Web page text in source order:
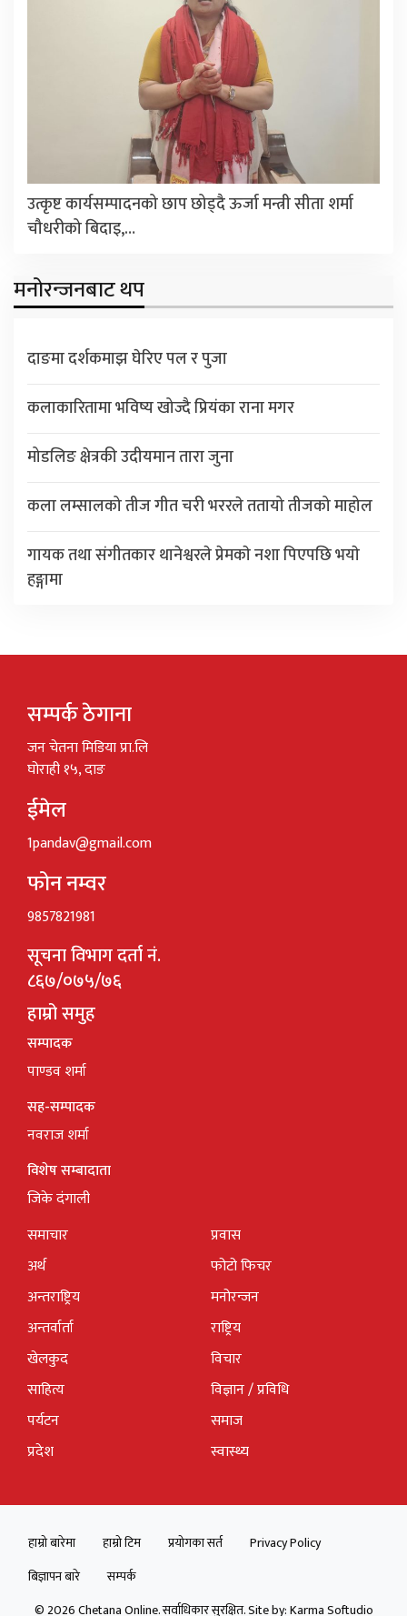
उत्कृष्ट कार्यसम्पादनको छाप छोड्दै ऊर्जा मन्त्री सीता शर्मा
चौधरीको बिदाइ,…
मनोरन्जनबाट थप
दाङमा दर्शकमाझ घेरिए पल र पुजा
कलाकारितामा भविष्य खोज्दै प्रियंका राना मगर
मोडलिङ क्षेत्रकी उदीयमान तारा जुना
कला लम्सालको तीज गीत चरी भररले ततायो तीजको माहोल
गायक तथा संगीतकार थानेश्वरले प्रेमकाे नशा पिएपछि भयाे
हङ्गामा
सम्पर्क ठेगाना
जन चेतना मिडिया प्रा.लि
घोराही १५, दाङ
ईमेल
1pandav@gmail.com
फोन नम्वर
9857821981
सूचना विभाग दर्ता नं.
८६७/०७५/७६
हाम्रो समुह
सम्पादक
पाण्डव शर्मा
सह-सम्पादक
नवराज शर्मा
विशेष सम्बादाता
जिके दंगाली
समाचार
अर्थ
अन्तराष्ट्रिय
अन्तर्वार्ता
खेलकुद
साहित्य
पर्यटन
प्रदेश
प्रवास
फोटो फिचर
मनोरन्जन
राष्ट्रिय
विचार
विज्ञान / प्रविधि
समाज
स्वास्थ्य
हाम्रो बारेमा हाम्रो टिम प्रयोगका सर्त
Privacy Policy
बिज्ञापन बारे
सम्पर्क
© 2026 Chetana Online. सर्वाधिकार सुरक्षित. Site by:Karma Softudio